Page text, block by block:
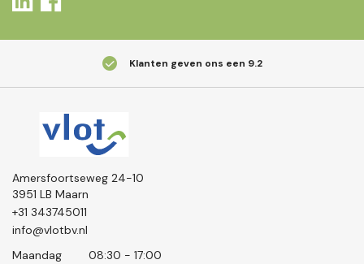
Klanten geven ons een 9.2
Amersfoortseweg 24-10
3951 LB Maarn
+31 343745011
info@vlotbv.nl
Maandag
08:30 - 17:00